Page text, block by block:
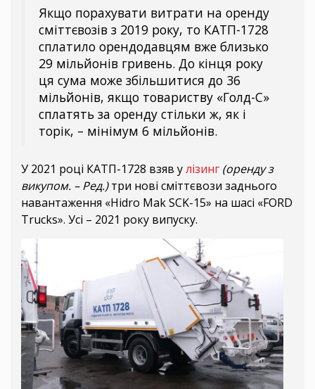
Якщо порахувати витрати на оренду
сміттєвозів з 2019 року, то КАТП-1728
сплатило орендодавцям вже близько
29 мільйонів гривень. До кінця року
ця сума може збільшитися до 36
мільйонів, якщо товариству «Голд-С»
сплатять за оренду стільки ж, як і
торік, – мінімум 6 мільйонів.
У 2021 році КАТП-1728 взяв улізинг (оренду з
викупом. – Ред.)три нові сміттєвози заднього
навантаження «Hidro Mak SCK-15» на шасі «FORD
Trucks». Усі – 2021 року випуску.